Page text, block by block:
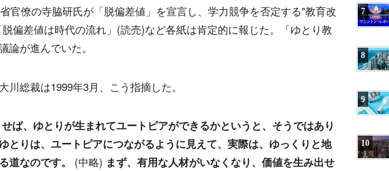
官僚の寺脇研氏が「脱偏差値」を宣言し、学力競争を否定する"教育改
偏差値は時代の流れ」(読売)など各紙は肯定的に報じた。「ゆとり教
論が進んでいた。
川総裁は1999年3月、こう指摘した。
ば、ゆとりが生まれてユートピアができるかというと、そうではあり
とりは、ユートピアにつながるように見えて、実際は、ゆっくりと地
道なのです。
(中略) まず、有用な人材がいなくなり、価値を生み出せ
7
8
9
10